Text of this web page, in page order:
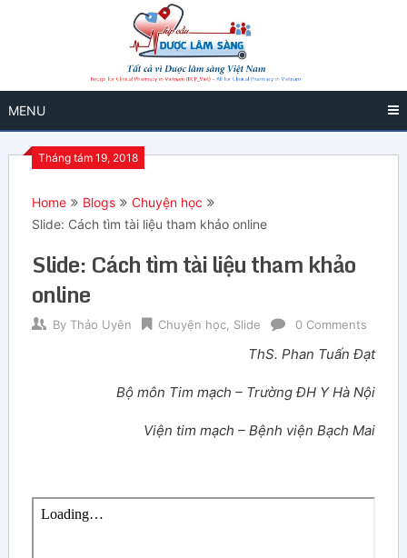
MENU
Tháng tám 19, 2018
Home Blogs
Chuyện học
Slide: Cách tìm tài liệu tham khảo online
Slide: Cách tìm tài liệu tham khảo
online
By Thảo Uyên Chuyện học, Slide 0 Comments
ThS. Phan Tuấn Đạt
Bộ môn Tim mạch – Trường ĐH Y Hà Nội
Viện tim mạch – Bệnh viện Bạch Mai